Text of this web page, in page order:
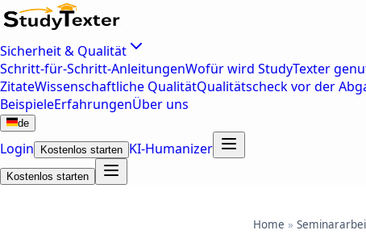
Sicherheit & Qualität
Schritt-für-Schritt-AnleitungenWofür wird StudyTexter
ZitateWissenschaftliche QualitätQualitätscheck vor der
BeispieleErfahrungenÜber uns
de
Login Kostenlos starten KI-Humanizer
Kostenlos starten
Home »